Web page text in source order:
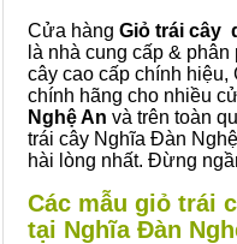
Cửa hàng Giỏ trái cây
là nhà cung cấp &
cây cao cấp chính hiệu,
chính hãng cho nhiều
Nghệ An và trên toàn
trái cây Nghĩa Đàn
hài lòng nhất. Đừng
Các mẫu giỏ trái
tại Nghĩa Đàn